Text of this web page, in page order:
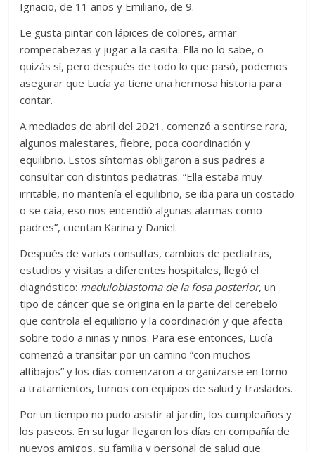
Ignacio, de 11 años y Emiliano, de 9.
Le gusta pintar con lápices de colores, armar
rompecabezas y jugar a la casita. Ella no lo sabe, o
quizás sí, pero después de todo lo que pasó, podemos
asegurar que Lucía ya tiene una hermosa historia para
contar.
A mediados de abril del 2021, comenzó a sentirse rara,
algunos malestares, fiebre, poca coordinación y
equilibrio. Estos síntomas obligaron a sus padres a
consultar con distintos pediatras. “Ella estaba muy
irritable, no mantenía el equilibrio, se iba para un costado
o se caía, eso nos encendió algunas alarmas como
padres”, cuentan Karina y Daniel.
Después de varias consultas, cambios de pediatras,
estudios y visitas a diferentes hospitales, llegó el
diagnóstico: meduloblastoma de la fosa posterior, un
tipo de cáncer que se origina en la parte del cerebelo
que controla el equilibrio y la coordinación y que afecta
sobre todo a niñas y niños. Para ese entonces, Lucía
comenzó a transitar por un camino “con muchos
altibajos” y los días comenzaron a organizarse en torno
a tratamientos, turnos con equipos de salud y traslados.
Por un tiempo no pudo asistir al jardín, los cumpleaños y
los paseos. En su lugar llegaron los días en compañía de
nuevos amigos, su familia y personal de salud que